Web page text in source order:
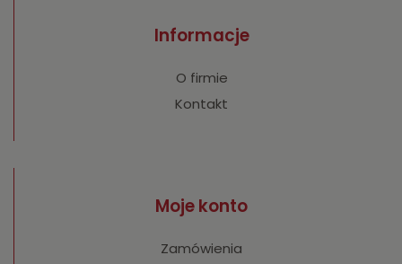
Informacje
O firmie
Kontakt
Moje konto
Zamówienia